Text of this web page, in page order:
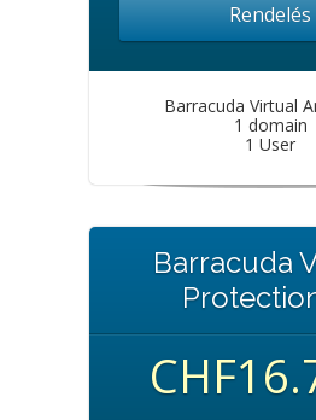
Rendelés
Barracuda Virtual
1 domain
1 User
Barracuda